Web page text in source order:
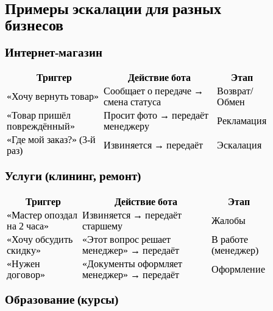
Примеры эскалации для разных
бизнесов
Интернет-магазин
Триггер Действие бота
Этап
«Хочу вернуть товар»
Сообщает о передаче →
смена статуса
Возврат/
Обмен
«Товар пришёл
повреждённый»
Просит фото → передаёт
менеджеру
Рекламация
«Где мой заказ?» (3-й
раз)
Извиняется → передаёт Эскалация
Услуги (клининг, ремонт)
Триггер Действие бота
Этап
«Мастер опоздал
на 2 часа»
Извиняется → передаёт
старшему
Жалобы
«Хочу обсудить
скидку»
«Этот вопрос решает
менеджер» → передаёт
В работе
(менеджер)
«Нужен
договор»
«Документы оформляет
менеджер» → передаёт
Оформление
Образование (курсы)